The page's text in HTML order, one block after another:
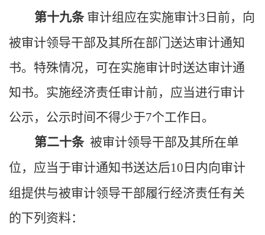
第十九条 审计组应在实施审计3 日前，向
被审计领导干部及其所在部门送达审计通知
书。特殊情况，可在实施审计时送达审计通
知书。实施经济责任审计前，应当进行审计
公示，公示时间不得少于7个工作日。
第二十条被审计领导干部及其所在单
位，应当于审计通知书送达后10 日内向审计
组提供与被审计领导干部履行经济责任有关
的下列资料：